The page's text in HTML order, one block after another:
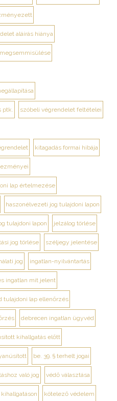
aláírás hiánya
ptk. szóbeli végrendelet feltételei
kitagadás formai hibája
lap értelmezése
haszonélvezeti jog tulajdoni lapon
tulajdoni lapon jelzálog törlése
jog törlése széljegy jelentése
jog ingatlan-nyilvántartás
ingatlan mit jelent
tulajdoni lap ellenőrzés
debrecen ingatlan ügyvéd
kihallgatás előtt
be. 39. § terhelt jogai
való jog védő választása
kötelező védelem